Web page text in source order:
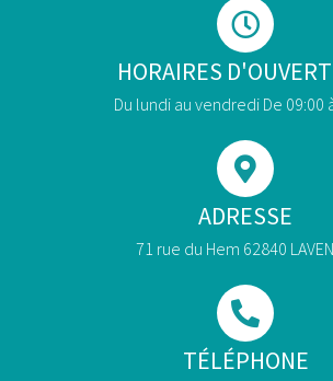
HORAIRES
Du lundi au vendredi De 09:00
ADRESSE
71 rue du Hem 62840
TÉLÉPHONE